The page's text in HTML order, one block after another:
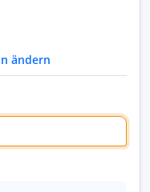
ändern